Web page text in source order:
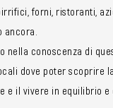
forni, ristoranti,
nella conoscenza di
dove poter scoprire
e il vivere in equilibrio e